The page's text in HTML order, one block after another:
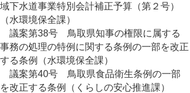
域下水道事業特別会計補正予算（第２号）
（水環境保全課）
議案第38号 鳥取県知事の権限に属する
事務の処理の特例に関する条例の一部を改正
する条例（水環境保全課）
議案第40号 鳥取県食品衛生条例の一部
を改正する条例（くらしの安心推進課）